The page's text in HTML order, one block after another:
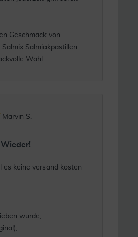
Geschmack von
Salmiakpastillen
Wahl.
Marvin S.
keine versand kosten
wurde,